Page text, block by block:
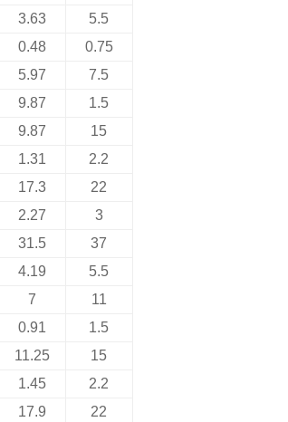
3.63
5.5
0.48
0.75
5.97
7.5
9.87
1.5
9.87
15
1.31
2.2
17.3
22
2.27
3
31.5
37
4.19
5.5
7
11
0.91
1.5
11.25
15
1.45
2.2
17.9
22